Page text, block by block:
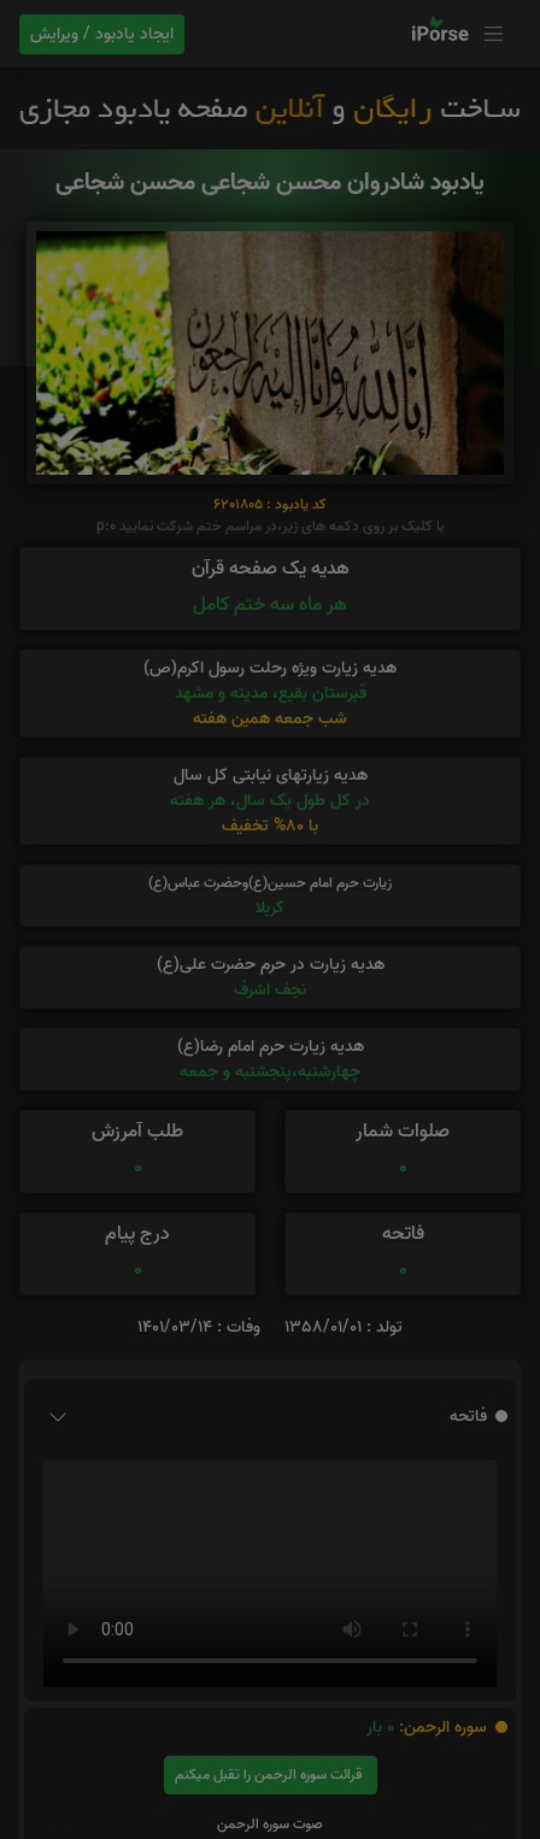
ایجاد یادبود / ویرایش
یادبود شادروان محسن شجاعی محسن شجاعی
کد یادبود : 6201805
با کلیک بر روی دکمه های زیر،در مراسم ختم شرکت نمایید p:0
هدیه یک صفحه قرآن
هر ماه سه ختم کامل
هدیه زیارت ویژه رحلت رسول اکرم(ص)
قبرستان بقیع، مدینه و مشهد
شب جمعه همین هفته
هدیه زیارتهای نیابتی کل سال
در کل طول یک سال، هر هفته
با 80% تخفیف
زیارت حرم امام حسین(ع)وحضرت عباس(ع)
کربلا
هدیه زیارت در حرم حضرت علی(ع)
نجف اشرف
هدیه زیارت حرم امام رضا(ع)
چهارشنبه،پنجشنبه و جمعه
صلوات شمار
0
طلب آمرزش
0
فاتحه
0
درج پیام
0
تولد : 1358/01/01 وفات : 1401/03/14
فاتحه
سوره الرحمن: 0 بار
قرائت سوره الرحمن را تقبل میکنم
صوت سوره الرحمن